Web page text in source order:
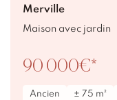
Merville
Maison avec jardin
90 000€*
Ancien ± 75 m²